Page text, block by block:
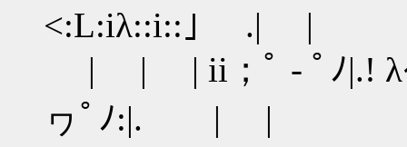
<:L:iλ::i::｣ .| |
| | | ii；ﾟ - ﾟﾉ|.! λｲi
ヮﾟﾉ:|. | |